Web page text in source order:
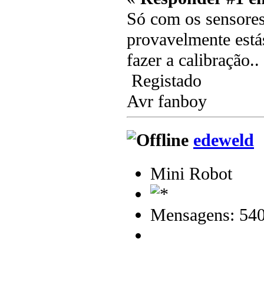
Só com os
provavelmente
fazer a calibração..
Registado
Avr fanboy
edeweld
Mini Robot
Mensagens: